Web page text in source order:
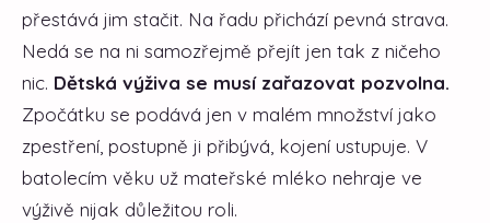
přestává jim stačit. Na řadu přichází pevná strava.
Nedá se na ni samozřejmě přejít jen tak z ničeho
nic. Dětská výživa se musí zařazovat pozvolna.
Zpočátku se podává jen v malém množství jako
zpestření, postupně ji přibývá, kojení ustupuje. V
batolecím věku už mateřské mléko nehraje ve
výživě nijak důležitou roli.